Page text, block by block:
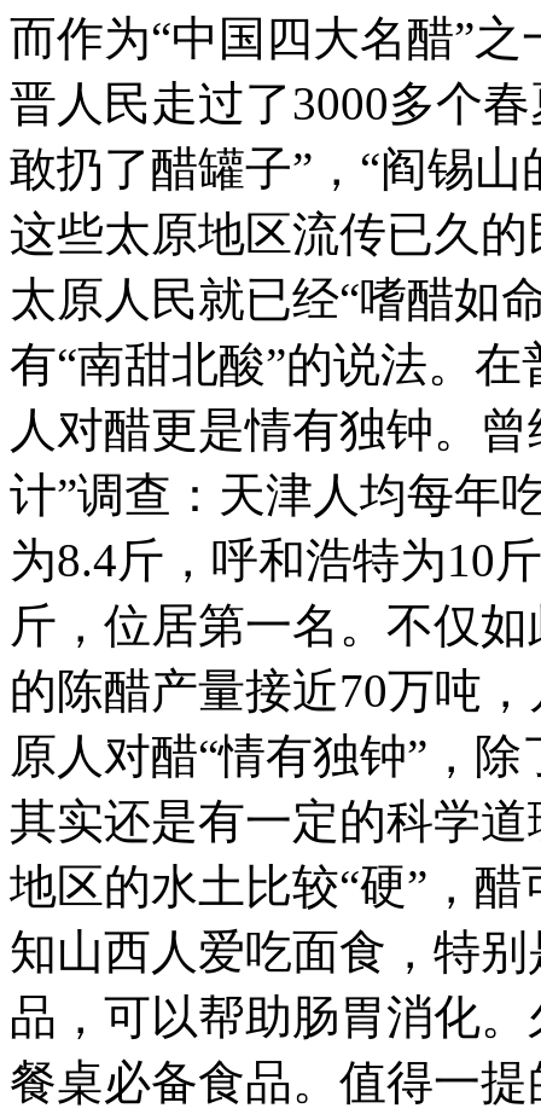
法。
豆
腐
脑
底
是
咸
的
是
甜
的？
每
个
方
人
也
有
着
自
不
同
的
食
嗜
好。
你
知
道
我
国
家
最
爱
醋
的
而作为“中国四大名醋”
晋人民走过了3000多个
敢扔了醋罐子”，“阎锡
这些太原地区流传已久
太原人民就已经“嗜醋如
有“南甜北酸”的说法。
人对醋更是情有独钟。
计”调查：天津人均每年
为8.4斤，呼和浩特为10
斤，位居第一名。不仅
的陈醋产量接近70万吨
原人对醋“情有独钟”，
其实还是有一定的科学
地区的水土比较“硬”，
知山西人爱吃面食，特
品，可以帮助肠胃消化
餐桌必备食品。 值得一